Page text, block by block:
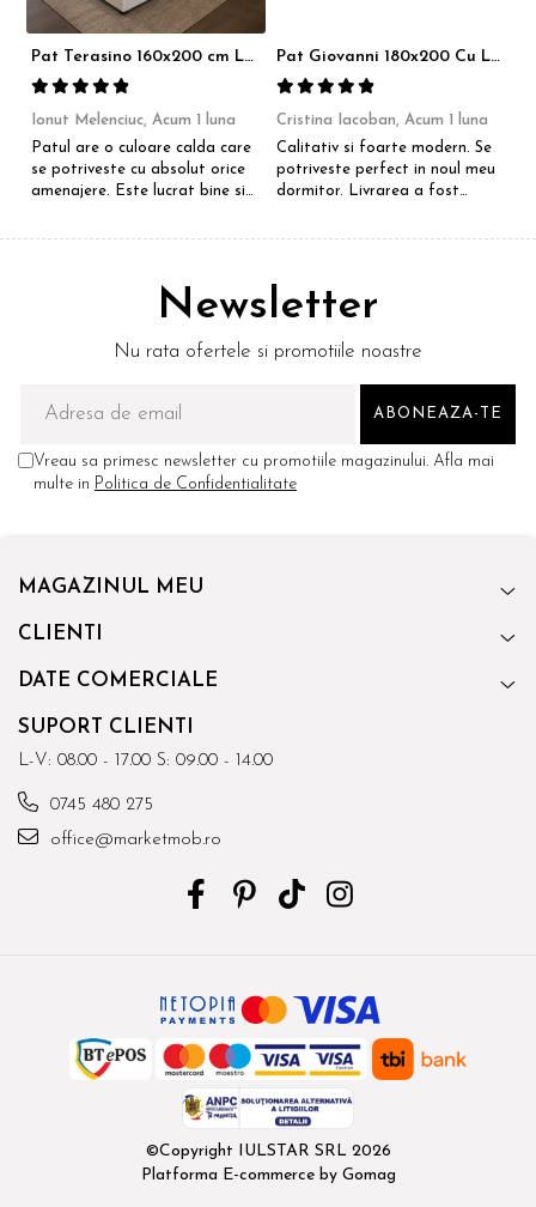
Pat Terasino 160x200 cm Lada Depozitare Tapitat Stofa Bej Somiera Inclusa
Ionut Melenciuc, Acum 1 luna
Patul are o culoare calda care
se potriveste cu absolut orice
amenajere. Este lucrat bine si
Pat Giovanni 180x200 Cu Lada De Depozitare Tapitat Catifea Gri Somiera Inclusa
Cristina Iacoban, Acum 1 luna
Calitativ si foarte modern. Se
potriveste perfect in noul meu
dormitor. Livrarea a fost
Newsletter
Nu rata ofertele si promotiile noastre
Vreau sa primesc newsletter cu promotiile magazinului. Afla mai
multe in Politica de Confidentialitate
MAGAZINUL MEU
CLIENTI
DATE COMERCIALE
SUPORT CLIENTI
L-V: 08.00 - 17.00 S: 09.00 - 14.00
0745 480 275
office@marketmob.ro
©Copyright IULSTAR SRL 2026
Platforma E-commerce by Gomag